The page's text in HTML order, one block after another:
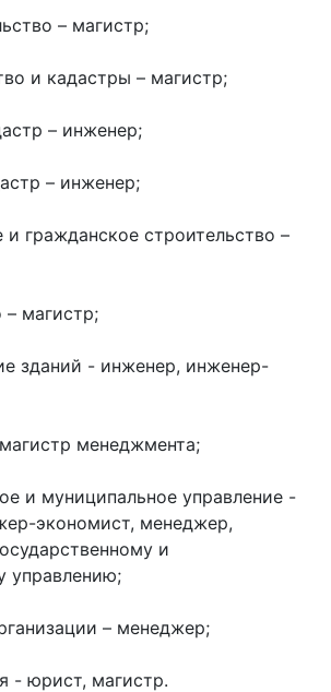
бесплатной
помощи
организация
– магистр;
и кадастры – магистр;
– инженер;
– инженер;
гражданское строительство –
– магистр;
зданий - инженер, инженер-
менеджмента;
и муниципальное управление -
экономист, менеджер,
и
управлению;
– менеджер;
- юрист, магистр.